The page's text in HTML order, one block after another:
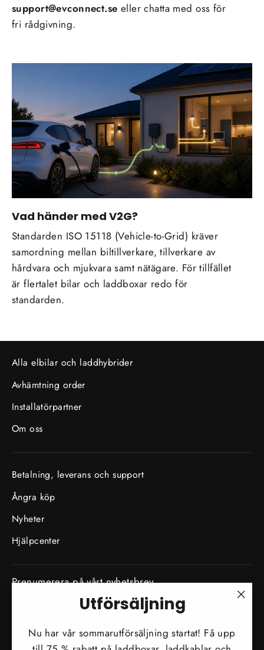
Utförsäljning
Nu har vår sommarutförsäljning startat! Få upp
support@evconnect.se eller chatta med oss för
fri rådgivning.
Vad händer med V2G?
Standarden ISO 15118 (Vehicle-to-Grid) kräver
samordning mellan biltillverkare, tillverkare av
hårdvara och mjukvara samt nätägare. För tillfället
är flertalet bilar och laddboxar redo för
standarden.
Alla elbilar och laddhybrider
Avhämtning order
Installatörpartner
Om oss
Betalning, leverans och support
Ångra köp
Nyheter
Hjälpcenter
Prenumerera på vårt nyhetsbrev
Prenumerera